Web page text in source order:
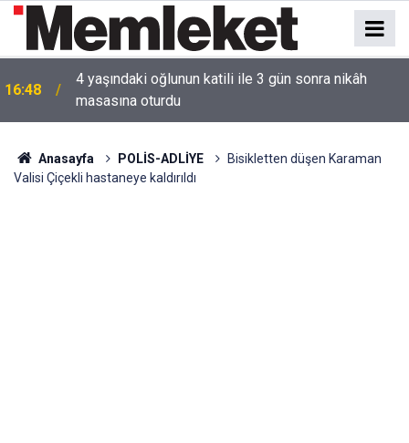
16:44 Mahallede korku dolu anlar: Gaz hattı delindi
Anasayfa POLİS-ADLİYE
Bisikletten düşen Karaman
Valisi Çiçekli hastaneye kaldırıldı